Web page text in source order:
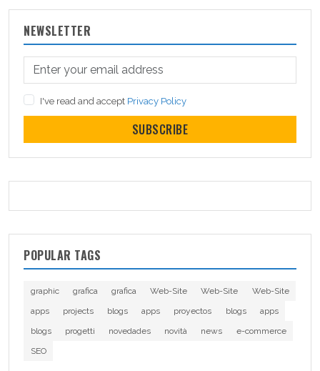
NEWSLETTER
I've read and accept Privacy Policy
SUBSCRIBE
POPULAR TAGS
graphic grafica grafica Web-Site Web-Site
Web-Site
apps
projects blogs apps proyectos blogs
apps
blogs
progetti novedades novità news
e-commerce
SEO